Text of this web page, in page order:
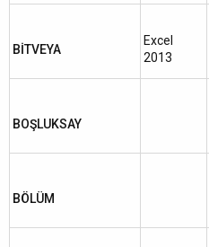
BİTVEYA
Excel
2013
BOŞLUKSAY
BÖLÜM